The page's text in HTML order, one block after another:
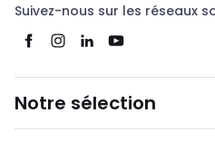
Suivez-nous sur les réseaux
Notre sélection